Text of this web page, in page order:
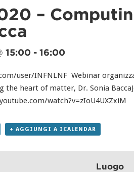
–
15:00 - 16:00
user/INFNLNF Webinar
the heart of matter, Dr. Sonia
watch?v=zIoU4UXZxiM
+ AGGIUNGI A ICALENDAR
Luogo